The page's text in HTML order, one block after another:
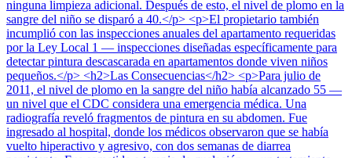
ninguna limpieza adicional. Después de esto, el nivel de plomo en la
sangre del niño se disparó a 40.</p> <p>El propietario también
incumplió con las inspecciones anuales del apartamento requeridas
por la Ley Local 1 — inspecciones diseñadas específicamente para
detectar pintura descascarada en apartamentos donde viven niños
pequeños.</p> <h2>Las Consecuencias</h2> <p>Para julio de
2011, el nivel de plomo en la sangre del niño había alcanzado 55 —
un nivel que el CDC considera una emergencia médica. Una
radiografía reveló fragmentos de pintura en su abdomen. Fue
ingresado al hospital, donde los médicos observaron que se había
vuelto hiperactivo y agresivo, con dos semanas de diarrea